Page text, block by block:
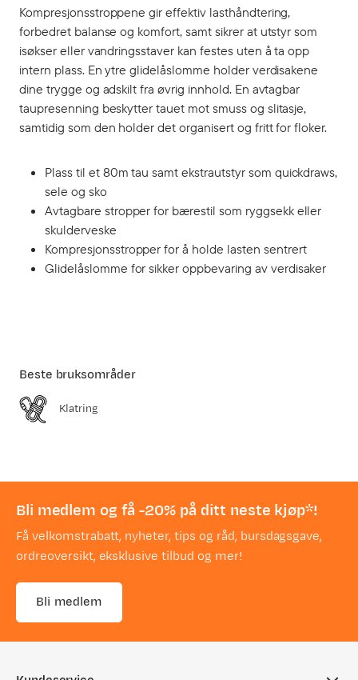
Kompresjonsstroppene gir effektiv lasthåndtering,
forbedret balanse og komfort, samt sikrer at utstyr som
isøkser eller vandringsstaver kan festes uten å ta opp
intern plass. En ytre glidelåslomme holder verdisakene
dine trygge og adskilt fra øvrig innhold. En avtagbar
taupresenning beskytter tauet mot smuss og slitasje,
samtidig som den holder det organisert og fritt for floker.
Plass til et 80m tau samt ekstrautstyr som quickdraws,
sele og sko
Avtagbare stropper for bærestil som ryggsekk eller
skulderveske
Kompresjonsstropper for å holde lasten sentrert
Glidelåslomme for sikker oppbevaring av verdisaker
Beste bruksområder
Klatring
Bli medlem og få -20% på ditt neste kjøp*!
Få velkomstrabatt, nyheter, tips og råd, bursdagsgave,
ordreoversikt, eksklusive tilbud og mer!
Bli medlem